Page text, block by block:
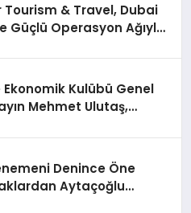
Tourism & Travel, Dubai
Güçlü Operasyon Ağıyla
Kulübü Genel
Mehmet Ulutaş,
Denince Öne
Aytaçoğlu